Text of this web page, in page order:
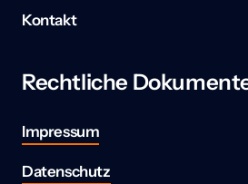
Kontakt
Rechtliche
Impressum
Datenschutz